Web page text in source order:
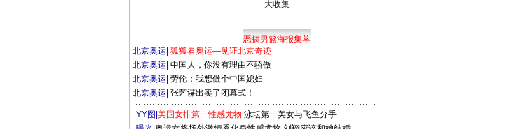
恶搞男篮海报集萃
北京奥运 狐狐看奥运—见证北京奇迹
北京奥运 中国人，你没有理由不骄傲
北京奥运 劳伦：我想做个中国媳妇
北京奥运 张艺谋出卖了闭幕式！
YY图| 美国女排第一性感尤物 泳坛第一美女与飞鱼分手